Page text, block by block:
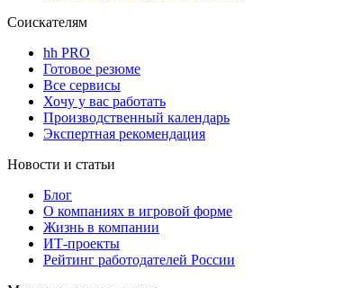
Соискателям
hh PRO
Готовое резюме
Все сервисы
Хочу у вас работать
Производственный календарь
Экспертная рекомендация
Новости и статьи
Блог
О компаниях в игровой форме
Жизнь в компании
ИТ-проекты
Рейтинг работодателей России